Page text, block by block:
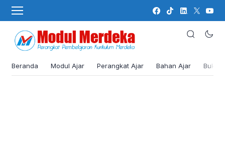
Beranda Modul Ajar Perangkat Ajar Bahan Ajar Buku